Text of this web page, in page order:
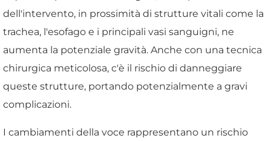
dell'intervento, in prossimità di strutture vitali come la
trachea, l'esofago e i principali vasi sanguigni, ne
aumenta la potenziale gravità. Anche con una tecnica
chirurgica meticolosa, c'è il rischio di danneggiare
queste strutture, portando potenzialmente a gravi
complicazioni.
I cambiamenti della voce rappresentano un rischio